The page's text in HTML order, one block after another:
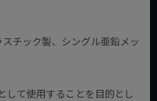
チック製、シングル亜鉛メッ
て使用することを目的とし